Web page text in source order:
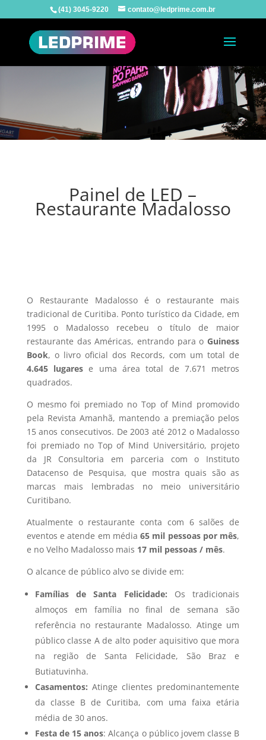
(41) 3045-9220 contato@ledprime.com.br
Painel de LED –
Restaurante Madalosso
O Restaurante Madalosso é o restaurante mais
tradicional de Curitiba. Ponto turístico da Cidade, em
1995 o Madalosso recebeu o título de maior
restaurante das Américas, entrando para o Guiness
Book, o livro oficial dos Records, com um total de
4.645 lugares e uma área total de 7.671 metros
quadrados.
O mesmo foi premiado no Top of Mind promovido
pela Revista Amanhã, mantendo a premiação pelos
15 anos consecutivos. De 2003 até 2012 o Madalosso
foi premiado no Top of Mind Universitário, projeto
da JR Consultoria em parceria com o Instituto
Datacenso de Pesquisa, que mostra quais são as
marcas mais lembradas no meio universitário
Curitibano.
Atualmente o restaurante conta com 6 salões de
eventos e atende em média65 mil pessoas por mês,
e no Velho Madalosso mais 17 mil pessoas / mês.
O alcance de público alvo se divide em:
Famílias de Santa Felicidade: Os tradicionais
almoços em família no final de semana são
referência no restaurante Madalosso. Atinge um
público classe A de alto poder aquisitivo que mora
na região de Santa Felicidade, São Braz e
Butiatuvinha.
Casamentos: Atinge clientes predominantemente
da classe B de Curitiba, com uma faixa etária
média de 30 anos.
Festa de 15 anos: Alcança o público jovem classe B